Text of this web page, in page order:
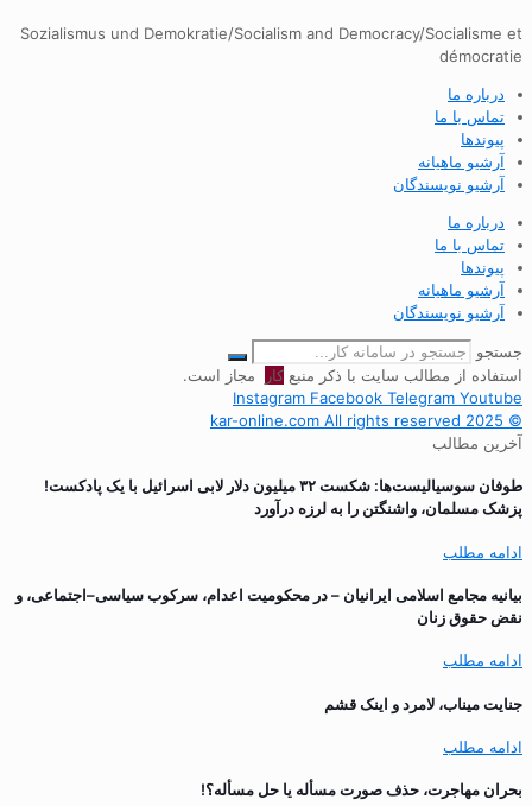
Sozialismus und Demokratie/Socialism and Democracy/Socialisme et
démocratie
درباره ما
تماس با ما
پیوندها
آرشیو ماهیانه
آرشیو نویسندگان
درباره ما
تماس با ما
پیوندها
آرشیو ماهیانه
آرشیو نویسندگان
جستجو
استفاده از مطالب سایت با ذکر منبعکار
مجاز است.
Instagram Facebook Telegram Youtube
© 2025 kar-online.com All rights reserved
آخرین مطالب
طوفان سوسیالیست‌ها: شکست ۳۲ میلیون دلار لابی اسرائیل با یک پادکست!
پزشک مسلمان، واشنگتن را به لرزه درآورد
ادامه مطلب
بیانیه مجامع اسلامی ایرانیان – در محکومیت اعدام، سرکوب سیاسی–اجتماعی، و
نقض حقوق زنان
ادامه مطلب
جنایت میناب، لامرد و اینک قشم
ادامه مطلب
بحران مهاجرت‌، حذف صورت مسأله یا حل مسأله؟!